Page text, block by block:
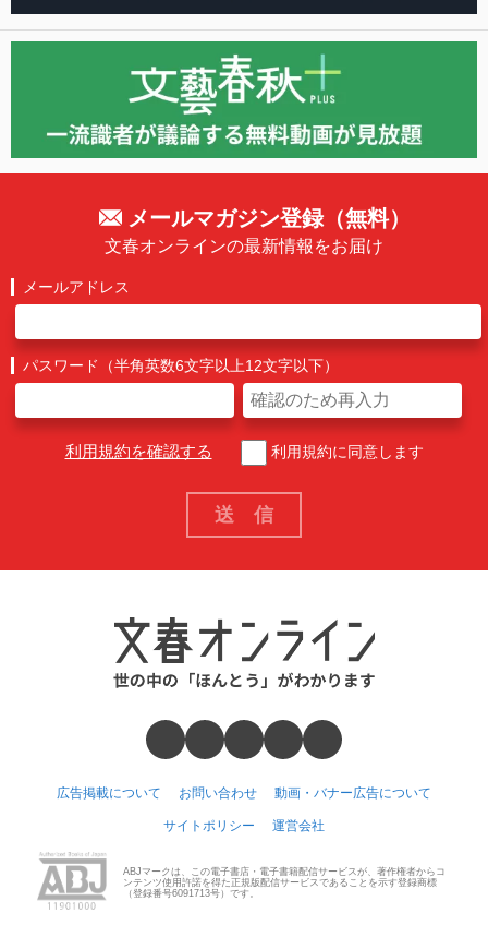
メールマガジン登録（無料）
文春オンラインの最新情報をお届け
メールアドレス
パスワード（半角英数6文字以上12文字以下）
利用規約を確認する 利用規約に同意します
広告掲載について お問い合わせ 動画・バナー広告について
サイトポリシー 運営会社
ABJマークは、この電子書店・電子書籍配信サービスが、著作権者からコ
ンテンツ使用許諾を得た正規版配信サービスであることを示す登録商標
（登録番号6091713号）です。